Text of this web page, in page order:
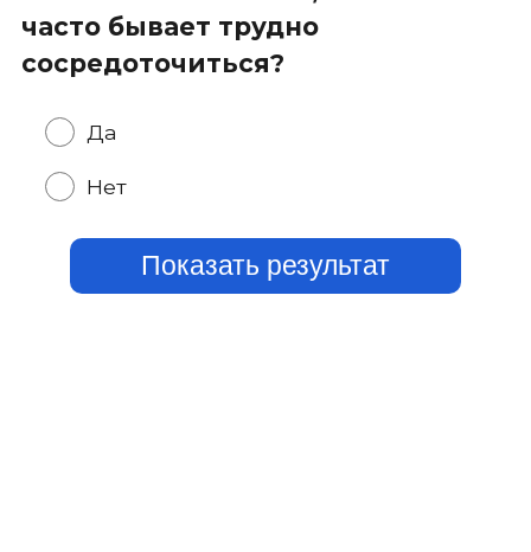
часто бывает трудно
сосредоточиться?
Да
Нет